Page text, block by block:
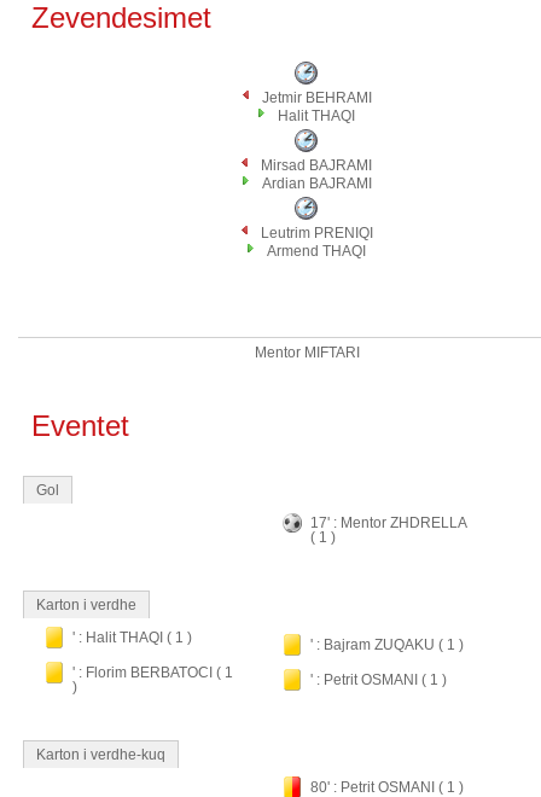
Zevendesimet
Jetmir BEHRAMI
Halit THAQI
Mirsad BAJRAMI
Ardian BAJRAMI
Leutrim PRENIQI
Armend THAQI
Mentor MIFTARI
Eventet
Gol
17' : Mentor ZHDRELLA
( 1 )
Karton i verdhe
' : Halit THAQI ( 1 )
' : Florim BERBATOCI ( 1
)
' : Bajram ZUQAKU ( 1 )
' : Petrit OSMANI ( 1 )
Karton i verdhe-kuq
80' : Petrit OSMANI ( 1 )